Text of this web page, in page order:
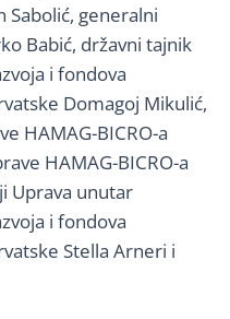
Sabolić, generalni
Babić, državni tajnik
i fondova
Domagoj Mikulić,
HAMAG-BICRO-a
HAMAG-BICRO-a
Uprava unutar
i fondova
Stella Arneri i